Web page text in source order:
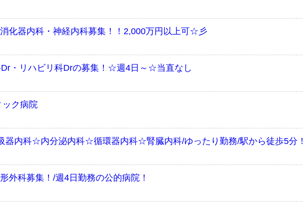
化器内科・神経内科募集！！2,000万円以上可☆彡
・リハビリ科Drの募集！☆週4日～☆当直なし
ク病院
器内科☆内分泌内科☆循環器内科☆腎臓内科/ゆったり勤務/駅から徒歩5分！
科募集！/週4日勤務の公的病院！